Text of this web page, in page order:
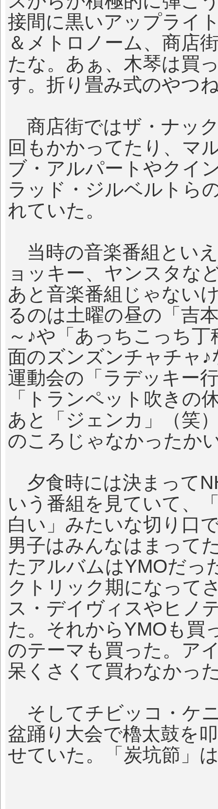
接間に黒いアップライ
＆メトロノーム、商店
たな。あぁ、木琴は買
す。折り畳み式のやつ
商店街ではザ・ナッ
回もかかってたり、マ
ブ・アルパートやクイ
ラッド・ジルベルトら
れていた。
当時の音楽番組とい
ョッキー、ヤンスタな
あと音楽番組じゃない
るのは土曜の昼の「吉
～♪や「あっちこっち
面のズンズンチャチャ
運動会の「ラデッキー
「トランペット吹きの
あと「ジェンカ」（笑
のころじゃなかったか
夕食時には決まって
いう番組を見ていて、
白い」みたいな切り口
男子はみんなはまって
たアルバムはYMOだっ
クトリック期になって
ス・デイヴィスやヒノ
た。それからYMOも買
のテーマも買った。ア
呆くさくて買わなかっ
そしてチビッコ・ケ
盆踊り大会で櫓太鼓を
せていた。「炭坑節」